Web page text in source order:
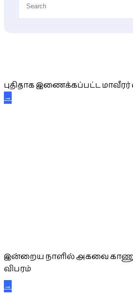
புதிதாக இணைக்கப்பட்ட
→
இன்றைய நாளில் அகவை
விபரம்
→